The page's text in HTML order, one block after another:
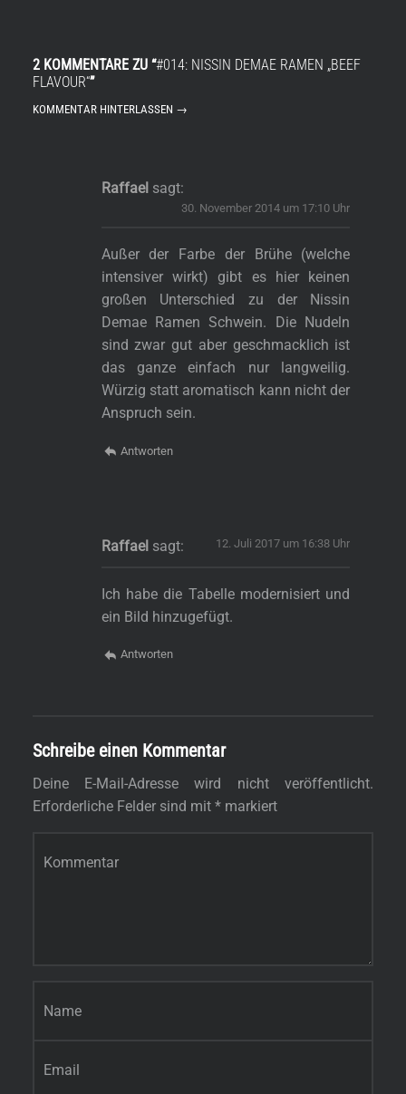
2 KOMMENTARE ZU “#014: NISSIN DEMAE RAMEN „BEEF
FLAVOUR“”
KOMMENTAR HINTERLASSEN →
Raffael sagt:
30. November 2014 um 17:10 Uhr
Außer der Farbe der Brühe (welche
intensiver wirkt) gibt es hier keinen
großen Unterschied zu der Nissin
Demae Ramen Schwein. Die Nudeln
sind zwar gut aber geschmacklich ist
das ganze einfach nur langweilig.
Würzig statt aromatisch kann nicht der
Anspruch sein.
Antworten
Raffael sagt: 12. Juli 2017 um 16:38 Uhr
Ich habe die Tabelle modernisiert und
ein Bild hinzugefügt.
Antworten
Schreibe einen Kommentar
Deine E-Mail-Adresse wird nicht veröffentlicht.
Erforderliche Felder sind mit *markiert